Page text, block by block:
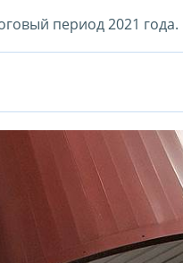
период 2021 года.